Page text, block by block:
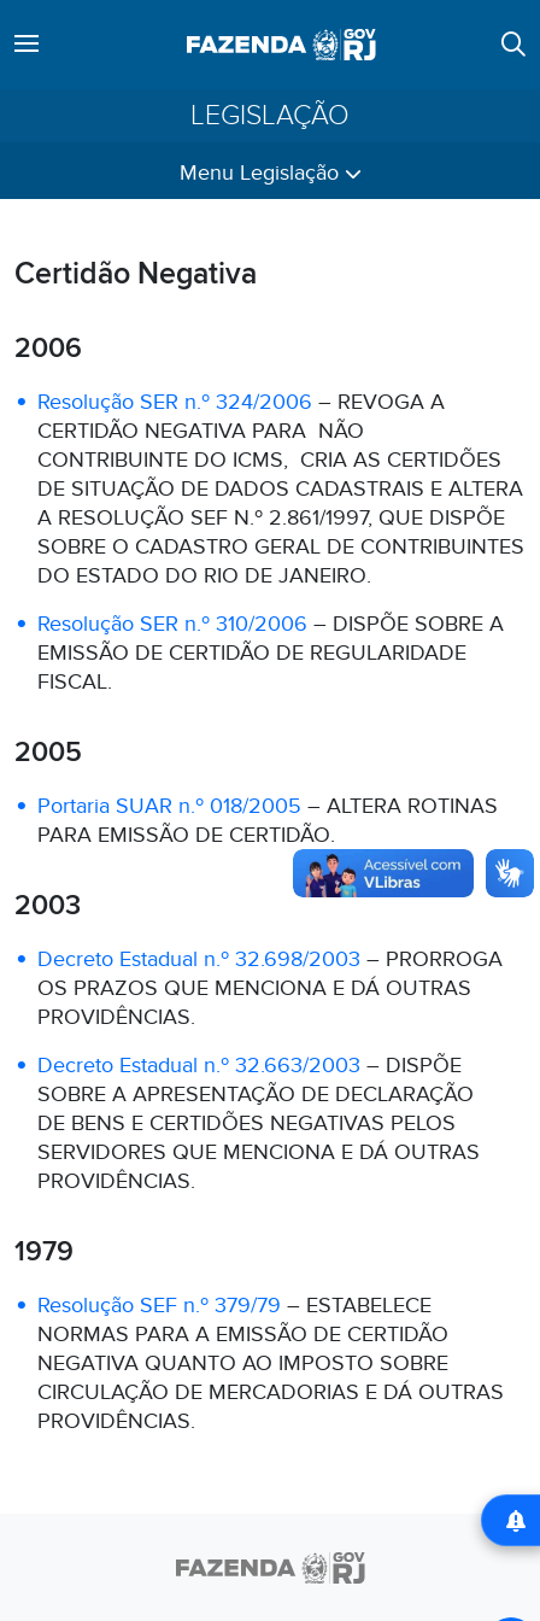
LEGISLAÇÃO
Menu Legislação
Certidão Negativa
2006
Resolução SER n.º 324/2006 – REVOGA A
CERTIDÃO NEGATIVA PARA NÃO
CONTRIBUINTE DO ICMS, CRIA AS CERTIDÕES
DE SITUAÇÃO DE DADOS CADASTRAIS E ALTERA
A RESOLUÇÃO SEF N.º 2.861/1997, QUE DISPÕE
SOBRE O CADASTRO GERAL DE CONTRIBUINTES
DO ESTADO DO RIO DE JANEIRO.
Resolução SER n.º 310/2006 – DISPÕE SOBRE A
EMISSÃO DE CERTIDÃO DE REGULARIDADE
FISCAL.
2005
Portaria SUAR n.º 018/2005 – ALTERA ROTINAS
PARA EMISSÃO DE CERTIDÃO.
2003
Decreto Estadual n.º 32.698/2003 – PRORROGA
OS PRAZOS QUE MENCIONA E DÁ OUTRAS
PROVIDÊNCIAS.
Decreto Estadual n.º 32.663/2003 – DISPÕE
SOBRE A APRESENTAÇÃO DE DECLARAÇÃO
DE BENS E CERTIDÕES NEGATIVAS PELOS
SERVIDORES QUE MENCIONA E DÁ OUTRAS
PROVIDÊNCIAS.
1979
Resolução SEF n.º 379/79 – ESTABELECE
NORMAS PARA A EMISSÃO DE CERTIDÃO
NEGATIVA QUANTO AO IMPOSTO SOBRE
CIRCULAÇÃO DE MERCADORIAS E DÁ OUTRAS
PROVIDÊNCIAS.